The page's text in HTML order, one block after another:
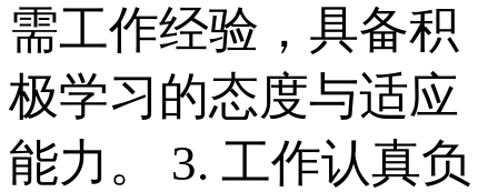
需工作经验，具备积
极学习的态度与适应
能力。 3. 工作认真负